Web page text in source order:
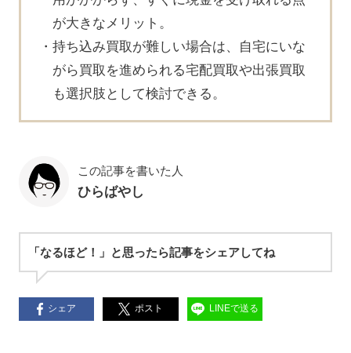
が大きなメリット。
持ち込み買取が難しい場合は、自宅にいな
がら買取を進められる宅配買取や出張買取
も選択肢として検討できる。
この記事を書いた人
ひらばやし
「なるほど！」と思ったら記事をシェアしてね
シェア ポスト LINEで送る